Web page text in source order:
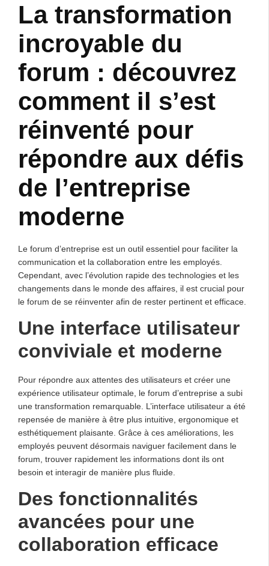
La transformation
incroyable du
forum : découvrez
comment il s’est
réinventé pour
répondre aux défis
de l’entreprise
moderne
Le forum d’entreprise est un outil essentiel pour faciliter la
communication et la collaboration entre les employés.
Cependant, avec l’évolution rapide des technologies et les
changements dans le monde des affaires, il est crucial pour
le forum de se réinventer afin de rester pertinent et efficace.
Une interface utilisateur
conviviale et moderne
Pour répondre aux attentes des utilisateurs et créer une
expérience utilisateur optimale, le forum d’entreprise a subi
une transformation remarquable. L’interface utilisateur a été
repensée de manière à être plus intuitive, ergonomique et
esthétiquement plaisante. Grâce à ces améliorations, les
employés peuvent désormais naviguer facilement dans le
forum, trouver rapidement les informations dont ils ont
besoin et interagir de manière plus fluide.
Des fonctionnalités
avancées pour une
collaboration efficace